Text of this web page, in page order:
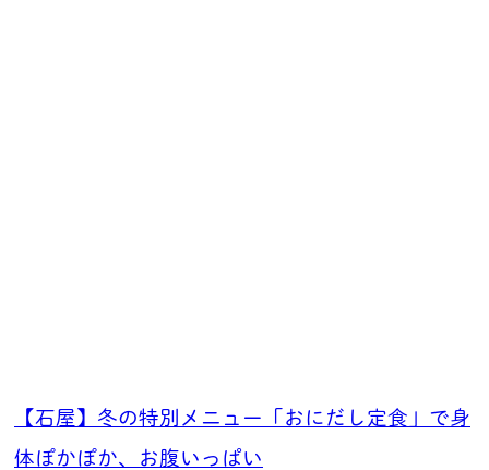
【石屋】冬の特別メニュー「おにだし定食」で身
体ぽかぽか、お腹いっぱい